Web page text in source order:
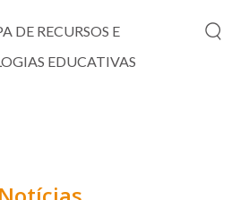
DE RECURSOS E
EDUCATIVAS